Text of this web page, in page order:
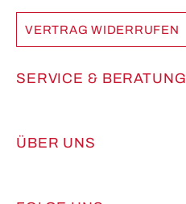
VERTRAG WIDERRUFEN
SERVICE & BERATUNG
ÜBER UNS